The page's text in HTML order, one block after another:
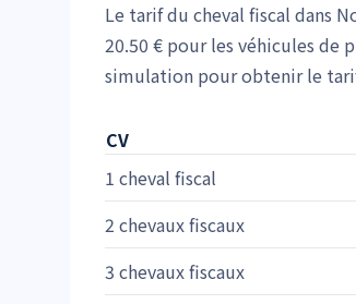
Le tarif du cheval fiscal dans
20.50 € pour les véhicules de
simulation pour obtenir le
CV
1 cheval fiscal
2 chevaux fiscaux
3 chevaux fiscaux